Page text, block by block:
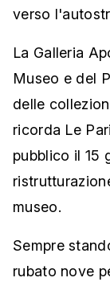
verso
La Galleria
Museo e del
delle
ricorda Le
pubblico il 15
museo.
Sempre
rubato nove